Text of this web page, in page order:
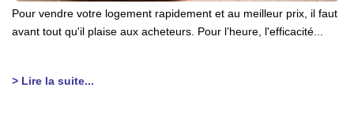
Pour vendre votre logement rapidement et au meilleur prix, il faut
avant tout qu'il plaise aux acheteurs. Pour l’heure, l'efficacité...
> Lire la suite...